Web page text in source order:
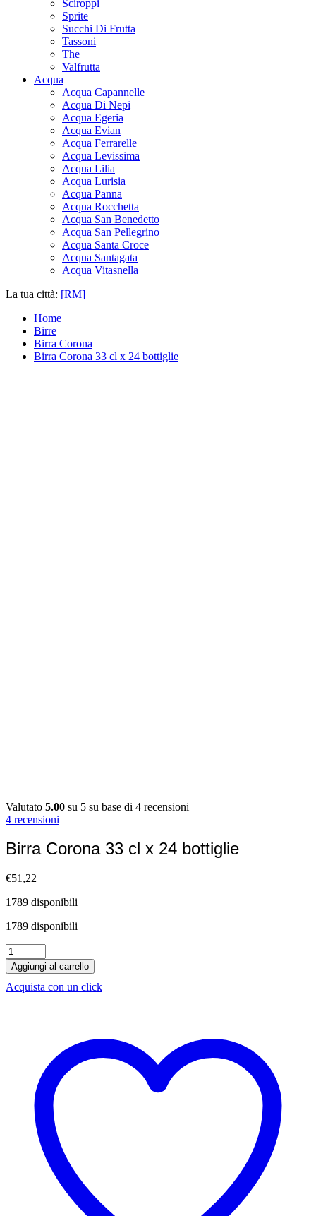
Sciroppi
Sprite
Succhi Di Frutta
Tassoni
The
Valfrutta
Acqua
Acqua Capannelle
Acqua Di Nepi
Acqua Egeria
Acqua Evian
Acqua Ferrarelle
Acqua Levissima
Acqua Lilia
Acqua Lurisia
Acqua Panna
Acqua Rocchetta
Acqua San Benedetto
Acqua San Pellegrino
Acqua Santa Croce
Acqua Santagata
Acqua Vitasnella
La tua città: [RM]
Home
Birre
Birra Corona
Birra Corona 33 cl x 24 bottiglie
Valutato 5.00 su 5 su base di 4 recensioni
4 recensioni
Birra Corona 33 cl x 24 bottiglie
€51,22
1789 disponibili
1789 disponibili
Birra
Corona
33
cl
Aggiungi al carrello
Acquista con un click